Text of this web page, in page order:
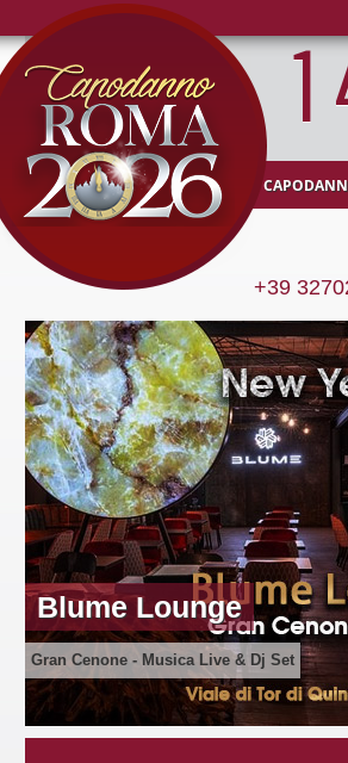
1
+39
Blume Lounge
Gran Cenone - Musica Live & Dj Set